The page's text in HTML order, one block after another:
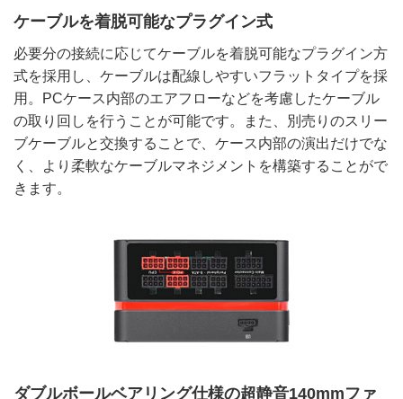
ケーブルを着脱可能なプラグイン式
必要分の接続に応じてケーブルを着脱可能なプラグイン方
式を採用し、ケーブルは配線しやすいフラットタイプを採
用。PCケース内部のエアフローなどを考慮したケーブル
の取り回しを行うことが可能です。また、別売りのスリー
ブケーブルと交換することで、ケース内部の演出だけでな
く、より柔軟なケーブルマネジメントを構築することがで
きます。
ダブルボールベアリング仕様の超静音140mmファ